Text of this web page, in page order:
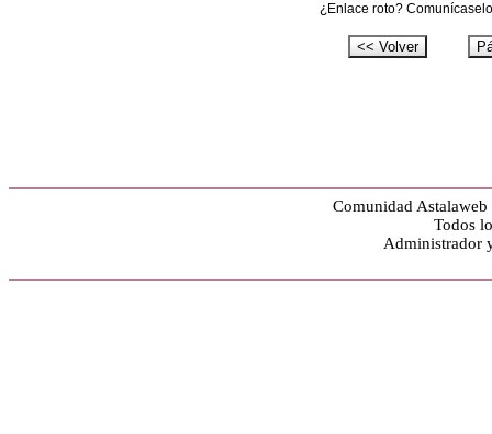
¿Enlace roto?
Comunidad
Todos
Administrador